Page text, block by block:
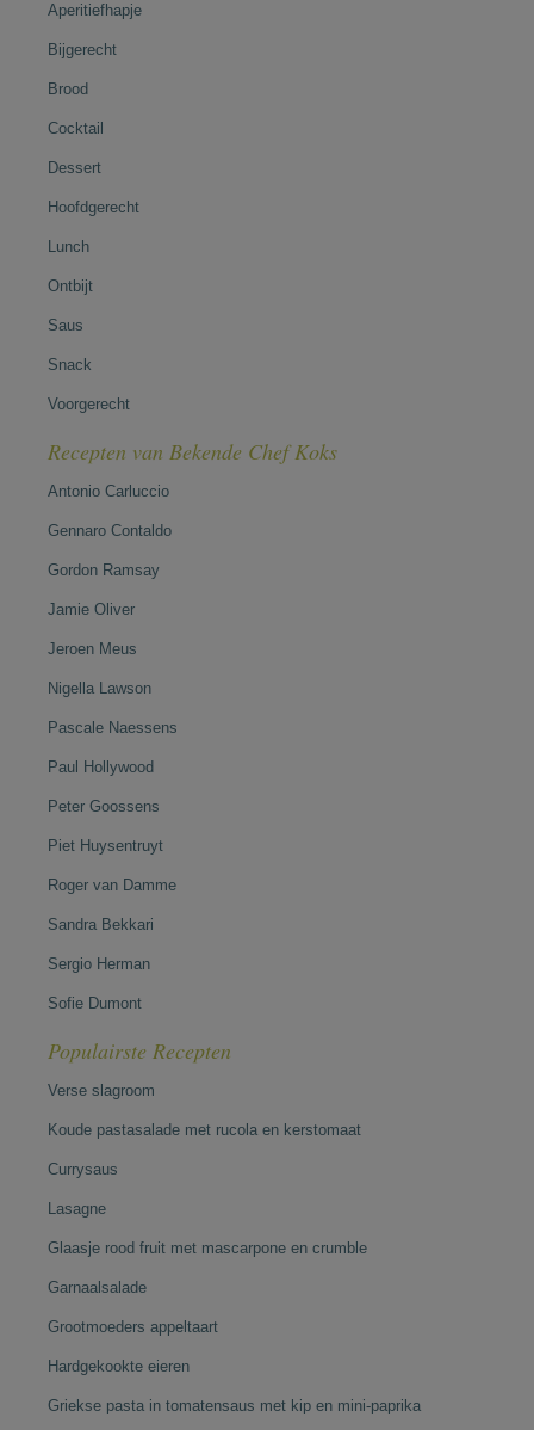
Aperitiefhapje
Bijgerecht
Brood
Cocktail
Dessert
Hoofdgerecht
Lunch
Ontbijt
Saus
Snack
Voorgerecht
Recepten van Bekende Chef Koks
Antonio Carluccio
Gennaro Contaldo
Gordon Ramsay
Jamie Oliver
Jeroen Meus
Nigella Lawson
Pascale Naessens
Paul Hollywood
Peter Goossens
Piet Huysentruyt
Roger van Damme
Sandra Bekkari
Sergio Herman
Sofie Dumont
Populairste Recepten
Verse slagroom
Koude pastasalade met rucola en kerstomaat
Currysaus
Lasagne
Glaasje rood fruit met mascarpone en crumble
Garnaalsalade
Grootmoeders appeltaart
Hardgekookte eieren
Griekse pasta in tomatensaus met kip en mini-paprika